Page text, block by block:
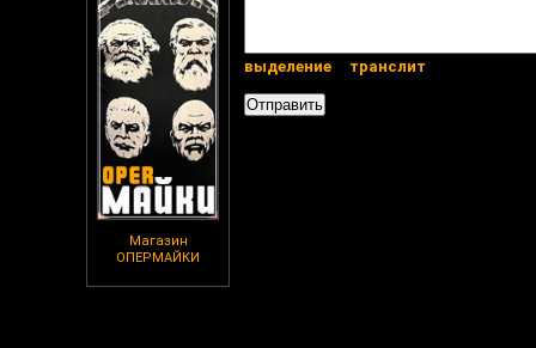
Магазин
ОПЕРМАЙКИ
выделение транслит